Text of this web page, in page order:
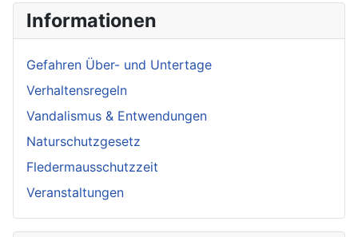
Informationen
Gefahren Über- und Untertage
Verhaltensregeln
Vandalismus & Entwendungen
Naturschutzgesetz
Fledermausschutzzeit
Veranstaltungen